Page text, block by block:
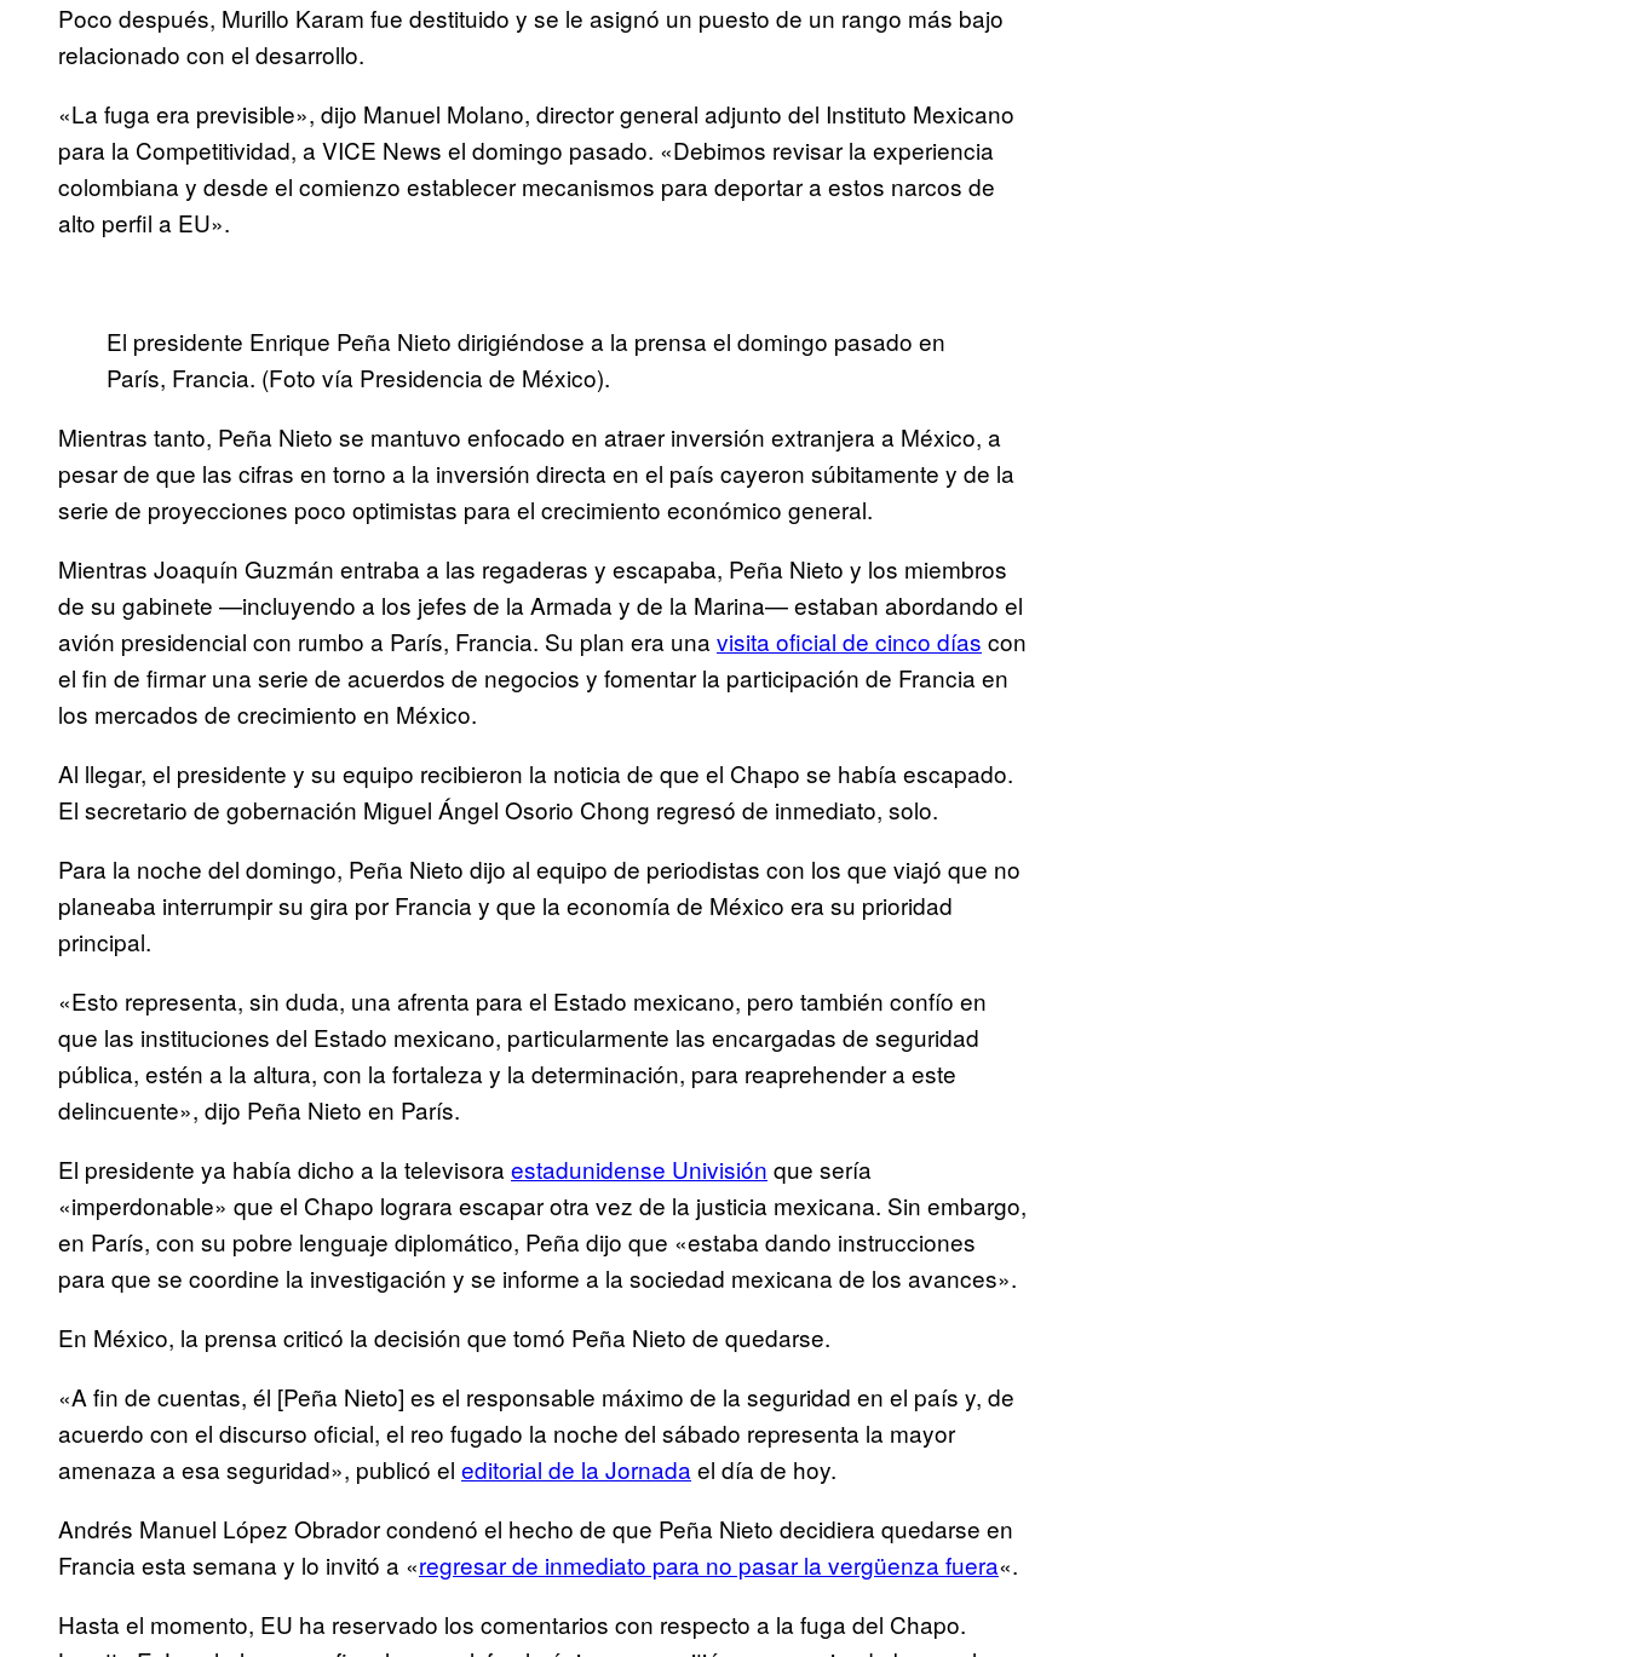
Poco después, Murillo Karam fue destituido y se le asignó un puesto de un rango más bajo
relacionado con el desarrollo.
«La fuga era previsible», dijo Manuel Molano, director general adjunto del Instituto Mexicano
para la Competitividad, a VICE News el domingo pasado. «Debimos revisar la experiencia
colombiana y desde el comienzo establecer mecanismos para deportar a estos narcos de
alto perfil a EU».
El presidente Enrique Peña Nieto dirigiéndose a la prensa el domingo pasado en
París, Francia. (Foto vía Presidencia de México).
Mientras tanto, Peña Nieto se mantuvo enfocado en atraer inversión extranjera a México, a
pesar de que las cifras en torno a la inversión directa en el país cayeron súbitamente y de la
serie de proyecciones poco optimistas para el crecimiento económico general.
Mientras Joaquín Guzmán entraba a las regaderas y escapaba, Peña Nieto y los miembros
de su gabinete —incluyendo a los jefes de la Armada y de la Marina— estaban abordando el
avión presidencial con rumbo a París, Francia. Su plan era una visita oficial de cinco días con
el fin de firmar una serie de acuerdos de negocios y fomentar la participación de Francia en
los mercados de crecimiento en México.
Al llegar, el presidente y su equipo recibieron la noticia de que el Chapo se había escapado.
El secretario de gobernación Miguel Ángel Osorio Chong regresó de inmediato, solo.
Para la noche del domingo, Peña Nieto dijo al equipo de periodistas con los que viajó que no
planeaba interrumpir su gira por Francia y que la economía de México era su prioridad
principal.
«Esto representa, sin duda, una afrenta para el Estado mexicano, pero también confío en
que las instituciones del Estado mexicano, particularmente las encargadas de seguridad
pública, estén a la altura, con la fortaleza y la determinación, para reaprehender a este
delincuente», dijo Peña Nieto en París.
El presidente ya había dicho a la televisora estadunidense Univisión que sería
«imperdonable» que el Chapo lograra escapar otra vez de la justicia mexicana. Sin embargo,
en París, con su pobre lenguaje diplomático, Peña dijo que «estaba dando instrucciones
para que se coordine la investigación y se informe a la sociedad mexicana de los avances».
En México, la prensa criticó la decisión que tomó Peña Nieto de quedarse.
«A fin de cuentas, él [Peña Nieto] es el responsable máximo de la seguridad en el país y, de
acuerdo con el discurso oficial, el reo fugado la noche del sábado representa la mayor
amenaza a esa seguridad», publicó el editorial de la Jornada el día de hoy.
Andrés Manuel López Obrador condenó el hecho de que Peña Nieto decidiera quedarse en
Francia esta semana y lo invitó a «regresar de inmediato para no pasar la vergüenza fuera«.
Hasta el momento, EU ha reservado los comentarios con respecto a la fuga del Chapo.